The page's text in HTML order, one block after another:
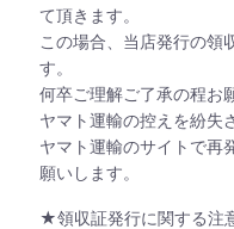
て頂きます。
この場合、当店発行の領
す。
何卒ご理解ご了承の程お
ヤマト運輸の控えを紛失
ヤマト運輸のサイトで再
願いします。
★領収証発行に関する注